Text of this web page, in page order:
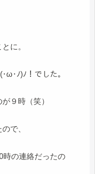
に。
ω･ﾉ)ﾉ！でした。
９時（笑）
で、
時の連絡だったの